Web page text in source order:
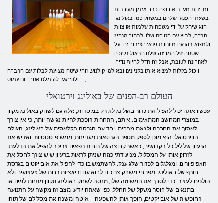
ומדינות מערב אירופה כבר מזמן מעורבות
בשעתי הפנאי שלהם במשחק כמו באולינג.
הוא שיחק על ידי משפחות שלמות או צוות
חברה, לבוא עם הטופס שלו, לבחור מנהיג
ולמצוא בהנאה מיוחדת פנאי הציבור זה. על
שטחה של המדינה שלנו הבאולינג זכה
לאחרונה לטובת, אבל זה חדל להיות נדיר,
ויכול בקלות למצוא אותו בקניונים ובאולמי קולנוע. זוהי שיטה מצוינת לבלות עם החברה
,
העולם רב-הפנים של באולינג וירטואלי
עכשיו אתה יכול להפיל את כדור באולינג לא רק במוסדות, אלא גם לשחק באולינג מקוון
במוצרי המחשב המתאימים. איתם, התחרות הופכת להיות נגישה יותר, כי אין צורך
לאסוף את החברה ולצאת מהבית. יחד עם הגרסה הקלאסית של באולינג, העולם
הווירטואלי הוא מוכן לספק מספר הגרסאות מעניינות, ממש פנטסטיות. ואז יש את
הרעיון של ליל כל הקדושים, כאשר קבוצה של רוחות רפאים צריכה להפיל את הדלעת,
לזרוק אותו על המסלול. מניע דתי כמה שניתן לראות ברעיון שיש צורך לחסל את
האפיפיורים, ומגלגלים לכדור שלג ענק, להשתמש בו כדי להפיל את אובייקטים בגרסת
חורף של באולינג. מפתחי משחק צריכים לבוא עם וריאציות רבות של צעצועים ולא
הולכים לעצור. כדי לסבך את המשימה שלו, מנסה לשחק באולינג מקוון מתחת למים או
בתנאים של חוסר משקל של החלל. כפי שאתה יודע, מצב זה מקשה על התנועה
החופשית של אובייקטים, הופך אותן להשפעה – איטה ומשנה את מסלולם של תוהו